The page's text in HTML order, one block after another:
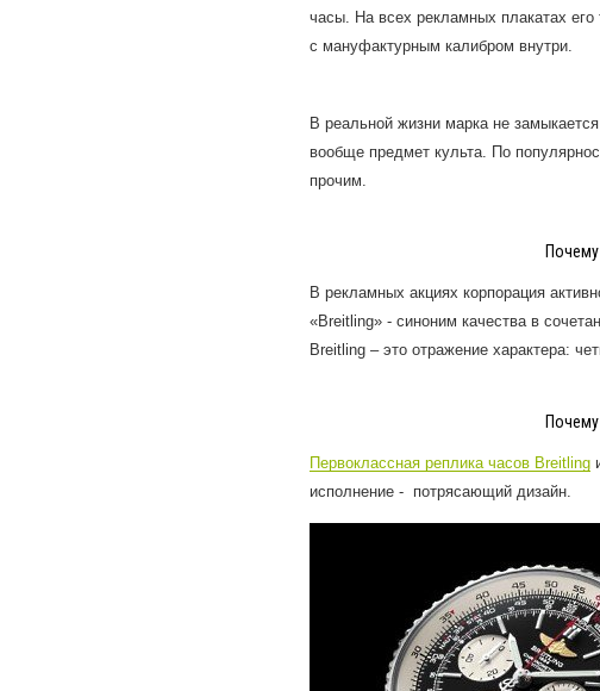
часы. На всех рекламных плакатах
с мануфактурным калибром внутри.
В реальной жизни марка не
вообще предмет культа. По
прочим.
В рекламных акциях корпорация
«Breitling» - синоним качества в
Breitling – это отражение характера:
Первоклассная реплика часов Breitling
исполнение - потрясающий дизайн.